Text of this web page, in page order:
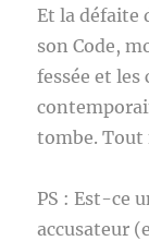
Et la défaite
son Code,
fessée et les
tombe.
PS : Est-ce
accusateur